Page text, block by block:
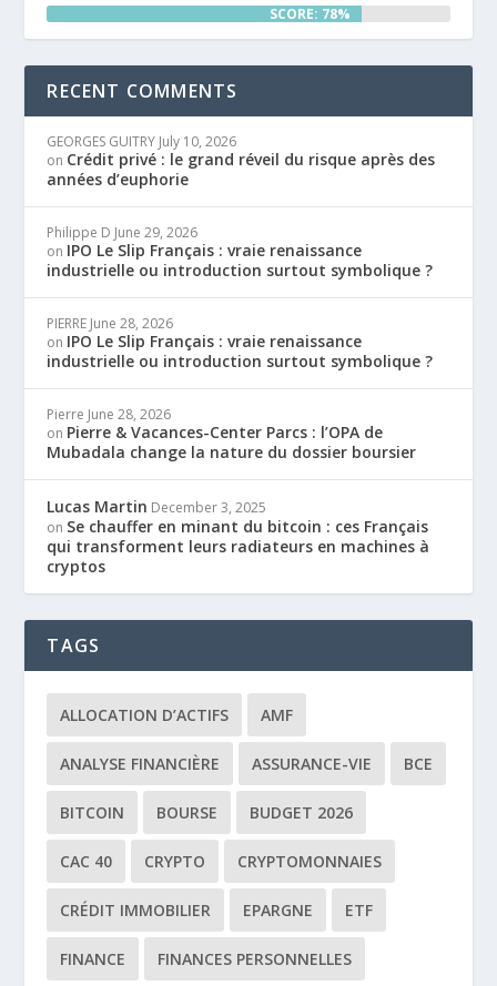
SCORE: 78%
RECENT COMMENTS
GEORGES GUITRY July 10, 2026
on Crédit privé : le grand réveil du risque après des
années d’euphorie
Philippe D June 29, 2026
on IPO Le Slip Français : vraie renaissance
industrielle ou introduction surtout symbolique ?
PIERRE June 28, 2026
on IPO Le Slip Français : vraie renaissance
industrielle ou introduction surtout symbolique ?
Pierre June 28, 2026
on Pierre & Vacances-Center Parcs : l’OPA de
Mubadala change la nature du dossier boursier
Lucas Martin December 3, 2025
on Se chauffer en minant du bitcoin : ces Français
qui transforment leurs radiateurs en machines à
cryptos
TAGS
ALLOCATION D’ACTIFS AMF
ANALYSE FINANCIÈRE ASSURANCE-VIE BCE
BITCOIN BOURSE BUDGET 2026
CAC 40 CRYPTO CRYPTOMONNAIES
CRÉDIT IMMOBILIER EPARGNE ETF
FINANCE FINANCES PERSONNELLES